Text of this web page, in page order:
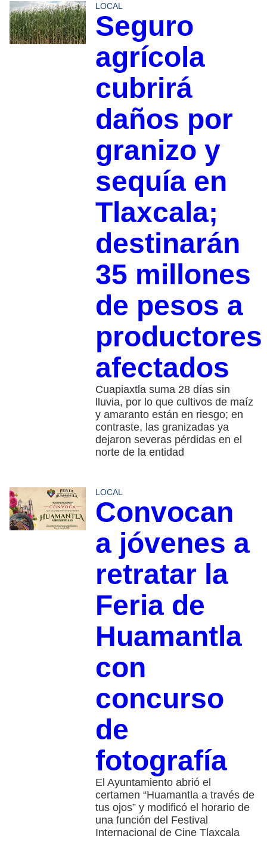
LOCAL
Seguro
agrícola
cubrirá
daños por
granizo y
sequía en
Tlaxcala;
destinarán
35 millones
de pesos a
productores
afectados
Cuapiaxtla suma 28 días sin
lluvia, por lo que cultivos de maíz
y amaranto están en riesgo; en
contraste, las granizadas ya
dejaron severas pérdidas en el
norte de la entidad
LOCAL
Convocan
a jóvenes a
retratar la
Feria de
Huamantla
con
concurso
de
fotografía
El Ayuntamiento abrió el
certamen “Huamantla a través de
tus ojos” y modificó el horario de
una función del Festival
Internacional de Cine Tlaxcala